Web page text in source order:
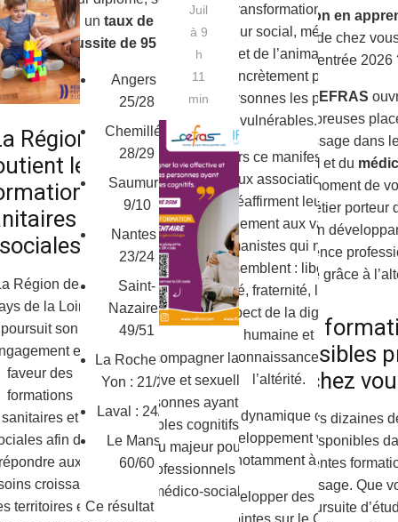
untaux de
réussite de 95 %
Angers :
25/28
Chemillé :
28/29
Saumur :
9/10
Nantes :
23/24
Saint-
Nazaire :
49/51
La Roche sur
Yon : 21/23
Laval : 24/26
Le Mans :
60/60
Ce résultat
les transformations du
secteur social, médico-
social et de l’animation, et
agir concrètement pour les
personnes les plus
vulnérables.
À travers ce manifeste, nos
deux associations
réaffirment leur
attachement aux valeurs
humanistes qui nous
rassemblent : liberté,
égalité, fraternité, laïcité,
respect de la dignité
humaine et
reconnaissance de
l’altérité.
Cette dynamique de co-
développement vise
notamment à :
Développer des actions
formation en
proche de chez
rentrée 2026
Le CEFRAS
nombreuses
apprentissage dans
dusocial et du
C’est le moment de
à un métier porteur
tout en
expérience
concrète grâce à
Des
accessibles
chez
Plusieurs dizaines
sont disponibles
différentes
apprentissage. Que
en poursuite
Région
les
et
Région des
de la Loire
poursuit son
en
faveur des
formations
sanitaires et
afin de
aux
croissants
territoires en
Juil
à 9
h
11
min
Accompagner la vie
affective et sexuelle des
personnes ayant des
troubles cognitifs : un
enjeu majeur pour les
professionnels du
médico-social.